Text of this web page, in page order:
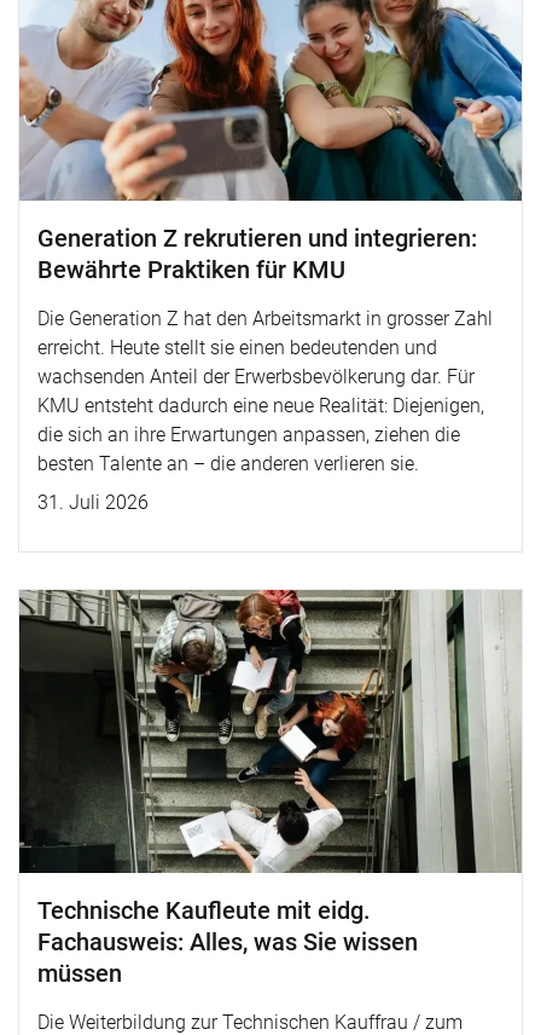
Generation Z rekrutieren und integrieren:
Bewährte Praktiken für KMU
Die Generation Z hat den Arbeitsmarkt in grosser Zahl
erreicht. Heute stellt sie einen bedeutenden und
wachsenden Anteil der Erwerbsbevölkerung dar. Für
KMU entsteht dadurch eine neue Realität: Diejenigen,
die sich an ihre Erwartungen anpassen, ziehen die
besten Talente an – die anderen verlieren sie.
31. Juli 2026
Technische Kaufleute mit eidg.
Fachausweis: Alles, was Sie wissen
müssen
Die Weiterbildung zur Technischen Kauffrau / zum